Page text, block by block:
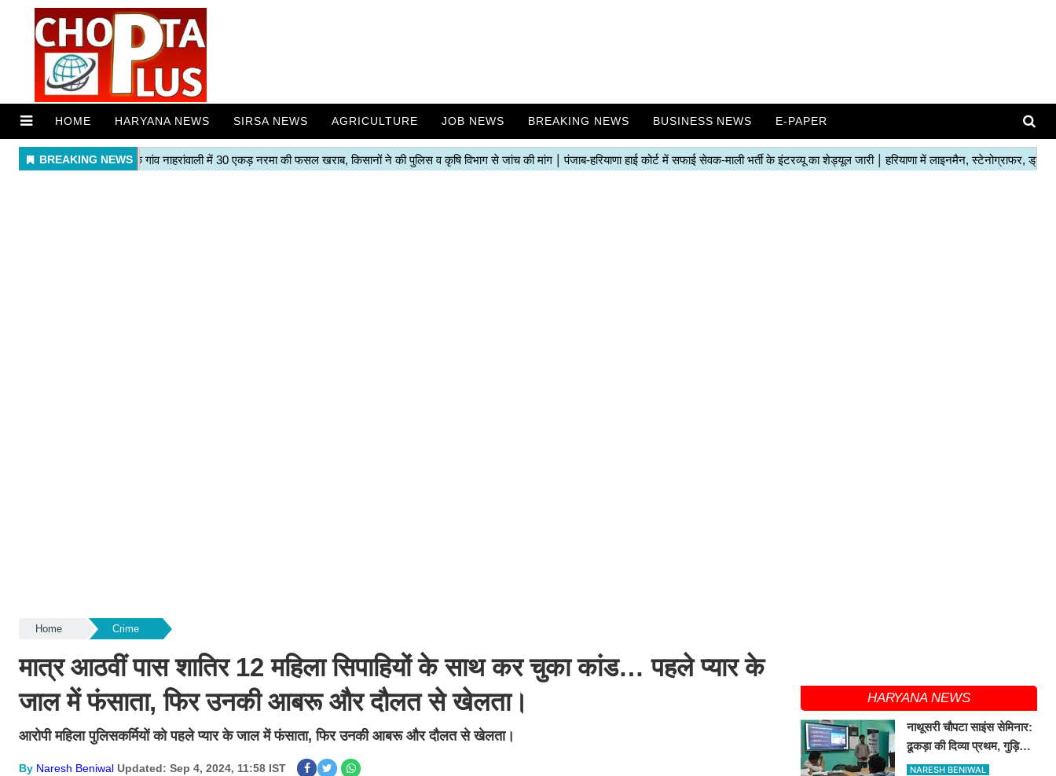
HOME HARYANA NEWS SIRSA NEWS AGRICULTURE JOB NEWS BREAKING NEWS BUSINESS NEWS E-PAPER
Home Crime
मात्र आठवीं पास शातिर 12 महिला सिपाहियों के साथ कर चुका कांड… पहले प्यार के
जाल में फंसाता, फिर उनकी आबरू और दौलत से खेलता।
आरोपी महिला पुलिसकर्मियों को पहले प्यार के जाल में फंसाता, फिर उनकी आबरू और दौलत से खेलता।
By Naresh Beniwal Updated: Sep 4, 2024, 11:58 IST
HARYANA NEWS
नाथूसरी चौपटा साइंस सेमिनार:
ढूकड़ा की दिव्या प्रथम, गुड़िया
खेड़ा के पंकज को दूसरा स्थान
NARESH BENIWAL